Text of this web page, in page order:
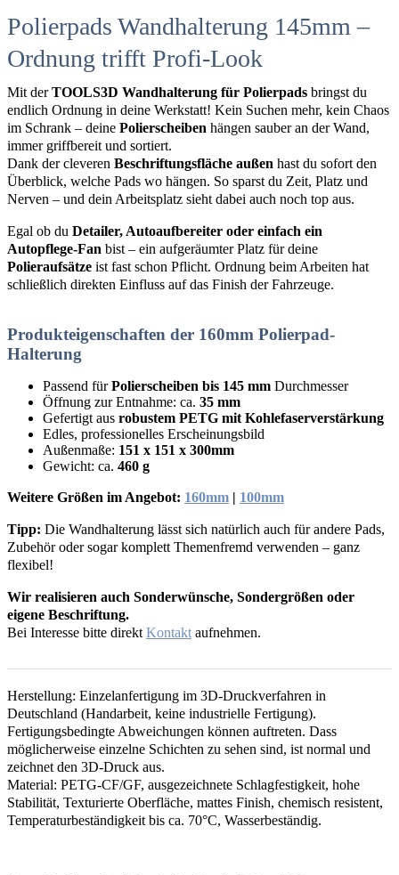
Polierpads Wandhalterung 145mm –
Ordnung trifft Profi-Look
Mit derTOOLS3D Wandhalterung für Polierpads bringst du
endlich Ordnung in deine Werkstatt! Kein Suchen mehr, kein Chaos
im Schrank – deine Polierscheiben hängen sauber an der Wand,
immer griffbereit und sortiert.
Dank der cleveren Beschriftungsfläche außen hast du sofort den
Überblick, welche Pads wo hängen. So sparst du Zeit, Platz und
Nerven – und dein Arbeitsplatz sieht dabei auch noch top aus.
Egal ob du Detailer, Autoaufbereiter oder einfach ein
Autopflege-Fan bist – ein aufgeräumter Platz für deine
Polieraufsätze ist fast schon Pflicht. Ordnung beim Arbeiten hat
schließlich direkten Einfluss auf das Finish der Fahrzeuge.
Produkteigenschaften der 160mm Polierpad-
Halterung
Passend fürPolierscheiben bis 145 mm Durchmesser
Öffnung zur Entnahme: ca. 35 mm
Gefertigt aus robustem PETG mit Kohlefaserverstärkung
Edles, professionelles Erscheinungsbild
Außenmaße: 151 x 151 x 300mm
Gewicht: ca. 460 g
Weitere Größen im Angebot: 160mm | 100mm
Tipp: Die Wandhalterung lässt sich natürlich auch für andere Pads,
Zubehör oder sogar komplett Themenfremd verwenden – ganz
flexibel!
Wir realisieren auch Sonderwünsche, Sondergrößen oder
eigene Beschriftung.
Bei Interesse bitte direkt Kontakt aufnehmen.
Herstellung: Einzelanfertigung im 3D-Druckverfahren in
Deutschland (Handarbeit, keine industrielle Fertigung).
Fertigungsbedingte Abweichungen können auftreten. Dass
möglicherweise einzelne Schichten zu sehen sind, ist normal und
zeichnet den 3D-Druck aus.
Material: PETG-CF/GF, ausgezeichnete Schlagfestigkeit, hohe
Stabilität, Texturierte Oberfläche, mattes Finish, chemisch resistent,
Temperaturbeständigkeit bis ca. 70°C, Wasserbeständig.